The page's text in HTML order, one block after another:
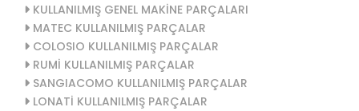
KULLANILMIŞ GENEL MAKİNE PARÇALARI
MATEC KULLANILMIŞ PARÇALAR
COLOSIO KULLANILMIŞ PARÇALAR
RUMİ KULLANILMIŞ PARÇALAR
SANGIACOMO KULLANILMIŞ PARÇALAR
LONATİ KULLANILMIŞ PARÇALAR